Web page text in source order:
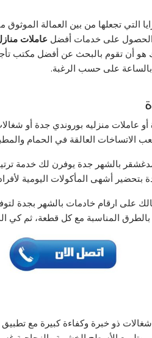
التي تجعلها من بين العمالة
الحصول على خدمات أفضل عاملات
هو أن تقوم بالبحث عن أفضل مكتب
بالساعة على حسب الرغبة.
عاملات منزليه بوروندي جدة أو
العالقة في الحمام
بالشهر جدة يوفرن لك خدمة
أشهى المأكولات اليومية
على ارقام خادمات بالشهر بجدة
المناسبة مع كل قطعة، ثم كي
ذو خبرة وكفاءة كبيرة مع تطبيق